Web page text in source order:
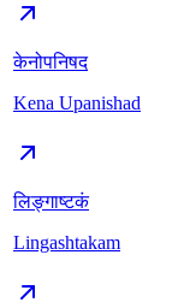
केनोपनिषद
Kena Upanishad
लिङ्गाष्टकं
Lingashtakam